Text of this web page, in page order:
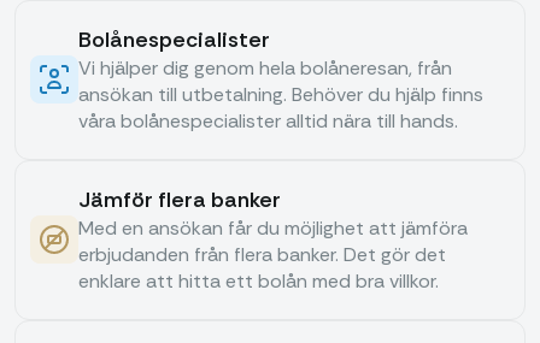
Bolånespecialister
Vi hjälper dig genom hela bolåneresan, från
ansökan till utbetalning. Behöver du hjälp finns
våra bolånespecialister alltid nära till hands.
Jämför flera banker
Med en ansökan får du möjlighet att jämföra
erbjudanden från flera banker. Det gör det
enklare att hitta ett bolån med bra villkor.